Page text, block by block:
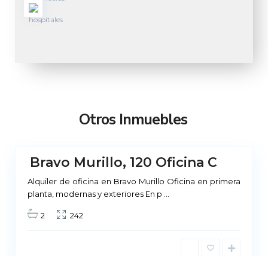
Otros Inmuebles
M
Bravo Murillo, 120 Oficina C
Alquiler de oficina en Bravo Murillo Oficina en primera
planta, modernas y exteriores En p
2 242